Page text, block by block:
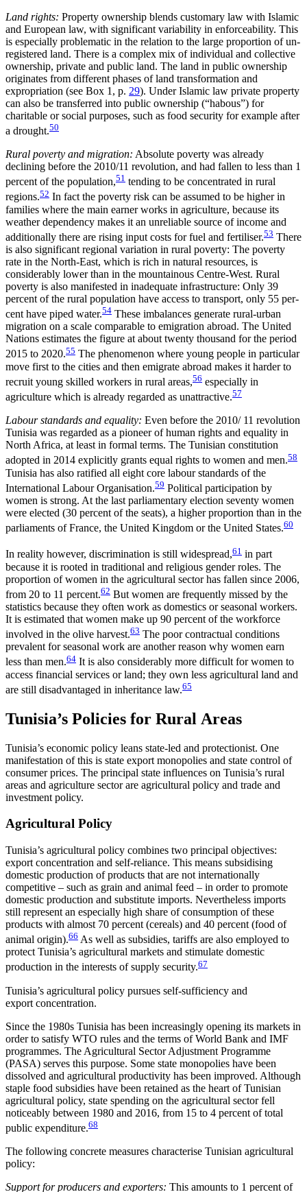
Land rights: Property ownership blends customary law with Islamic
and European law, with significant variability in enforceability. This
is especially prob­lem­atic in the relation to the large proportion of un­
registered land. There is a complex mix of individual and collective
ownership, private and public land. The land in public ownership
originates from differ­ent phases of land transformation and
expropriation (see Box 1, p. 29). Under Islamic law private property
can also be transferred into public ownership (“habous”) for
charitable or social purposes, such as food security for example after
a drought.50
Rural poverty and migration: Absolute poverty was already
declining before the 2010/11 revolution, and had fallen to less than 1
percent of the population,51 tending to be concentrated in rural
regions.52 In fact the poverty risk can be assumed to be higher in
fami­lies where the main earner works in agriculture, because its
weather dependency makes it an unreli­able source of income and
additionally there are rising input costs for fuel and fertiliser.53 There
is also significant regional variation in rural poverty: The poverty
rate in the North-East, which is rich in natu­ral resources, is
considerably lower than in the moun­tainous Centre-West. Rural
poverty is also manifested in inadequate infrastructure: Only 39
percent of the rural population have access to transport, only 55 per­
cent have piped water.54 These imbalances gen­er­ate rural-urban
migration on a scale comparable to emigration abroad. The United
Nations estimates the figure at about twenty thousand for the period
2015 to 2020.55 The phenomenon where young people in particular
move first to the cities and then emigrate abroad makes it harder to
recruit young skilled workers in rural areas,56 especially in
agriculture which is already regarded as unattractive.57
Labour standards and equality: Even before the 2010/ 11 revolution
Tunisia was regarded as a pioneer of human rights and equality in
North Africa, at least in formal terms. The Tunisian constitution
adopted in 2014 explicitly grants equal rights to women and men.58
Tunisia has also ratified all eight core labour standards of the
International Labour Organisation.59 Political participation by
women is strong. At the last parliamentary election seventy women
were elected (30 percent of the seats), a higher proportion than in the
parliaments of France, the United Kingdom or the United States.60
In reality however, discrimination is still wide­spread,61 in part
because it is rooted in traditional and religious gender roles. The
proportion of women in the agricultural sector has fallen since 2006,
from 20 to 11 percent.62 But women are frequently missed by the
statistics because they often work as domestics or seasonal workers.
It is estimated that women make up 90 percent of the workforce
involved in the olive harvest.63 The poor contractual conditions
prevalent for seasonal work are another reason why women earn
less than men.64 It is also considerably more dif­ficult for women to
access financial services or land; they own less agricultural land and
are still disadvant­aged in inheritance law.65
Tunisia’s Policies for Rural Areas
Tunisia’s economic policy leans state-led and protec­tion­ist. One
manifestation of this is state export mo­nopo­lies and state control of
consumer prices. The principal state influences on Tunisia’s rural
areas and agriculture sector are agricultural policy and trade and
investment policy.
Agricultural Policy
Tunisia’s agricultural policy combines two principal objectives:
export concentration and self-reliance. This means subsidising
domestic production of prod­ucts that are not internationally
competitive – such as grain and animal feed – in order to promote
domestic production and substitute imports. Never­theless imports
still represent an especially high share of consumption of these
products with almost 70 per­cent (cereals) and 40 percent (food of
animal origin).66 As well as subsidies, tariffs are also employed to
pro­tect Tunisia’s agricultural markets and stimulate do­mestic
production in the interests of supply security.67
Tunisia’s agricultural policy pursues self-sufficiency and
export concentration.
Since the 1980s Tunisia has been increasingly opening its markets in
order to satisfy WTO rules and the terms of World Bank and IMF
programmes. The Agricultural Sector Adjustment Programme
(PASA) serves this purpose. Some state monopolies have been
dissolved and agricultural productivity has been im­proved. Although
staple food subsidies have been retained as the heart of Tunisian
agricultural policy, state spending on the agricultural sector fell
notice­ably between 1980 and 2016, from 15 to 4 percent of total
public expenditure.68
The following concrete measures characterise Tuni­sian agricultural
policy:
Support for producers and exporters: This amounts to 1 percent of